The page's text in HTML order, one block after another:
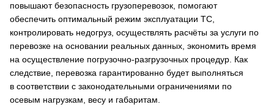
повышают безопасность грузоперевозок, помогают
обеспечить оптимальный режим эксплуатации ТС,
контролировать недогруз, осуществлять расчёты за услуги по
перевозке на основании реальных данных, экономить время
на осуществление погрузочно-разгрузочных процедур. Как
следствие, перевозка гарантированно будет выполняться
в соответствии с законодательными ограничениями по
осевым нагрузкам, весу и габаритам.